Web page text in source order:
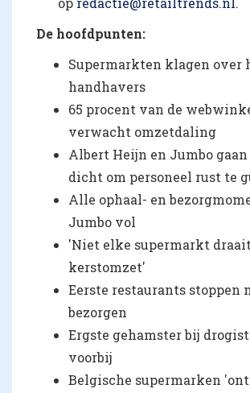
De hoofdpunten:
Supermarkten klagen over
handhavers
65 procent van de
verwacht omzetdaling
Albert Heijn en Jumbo
dicht om personeel rust te
Alle ophaal- en
Jumbo vol
'Niet elke supermarkt draait
kerstomzet'
Eerste restaurants stoppen
bezorgen
Ergste gehamster bij
voorbij
Belgische supermarken